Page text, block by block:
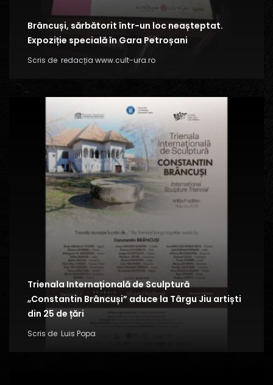
Brâncuși, sărbătorit într-un loc neașteptat.
Expoziție specială în Gara Petroșani
Scris de redacția www.cult-ura.ro
Trienala Internațională de Sculptură
„Constantin Brâncuși” aduce la Târgu Jiu artiști
din 25 de țări
Scris de Luis Popa